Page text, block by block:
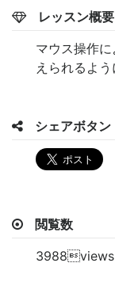
レッスン概要
マウス操作
えられるよう
シェアボタン
閲覧数
3988views